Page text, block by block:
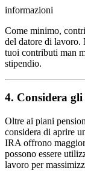
informazioni
Come minimo,
del datore di lavoro.
tuoi contributi man
stipendio.
4. Considera
Oltre ai piani
considera di aprire
IRA offrono
possono essere
lavoro per